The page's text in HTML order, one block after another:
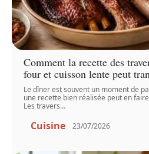
Comment la recette des
four et cuisson lente peut
Le dîner est souvent un moment de
une recette bien réalisée peut en
Les travers…
Cuisine 23/07/2026